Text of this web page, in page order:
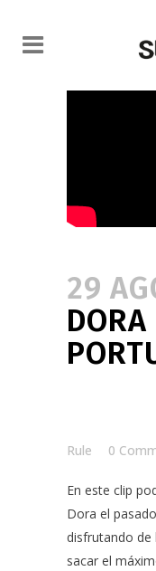
29
DORA
Rule
0
En este clip
Dora el
disfrutando de
sacar el